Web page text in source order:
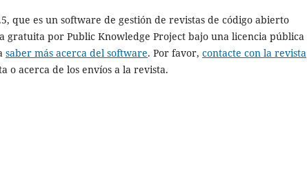
que es un software de gestión de revistas de código abierto
por Public Knowledge Project bajo una licencia pública
saber más acerca del software. Por favor, contacte con la revista
o acerca de los envíos a la revista.